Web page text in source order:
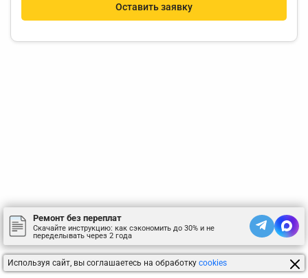
Оставить заявку
Ремонт без переплат
Скачайте инструкцию: как сэкономить до 30% и не
переделывать через 2 года
Используя сайт, вы соглашаетесь на обработку cookies